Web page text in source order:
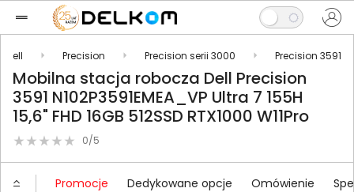
Dell Precision Precision serii 3000 Precision 3591
Mobilna stacja robocza Dell Precision
3591 N102P3591EMEA_VP Ultra 7 155H
15,6" FHD 16GB 512SSD RTX1000 W11Pro
0/5
Promocje Dedykowane opcje Omówienie